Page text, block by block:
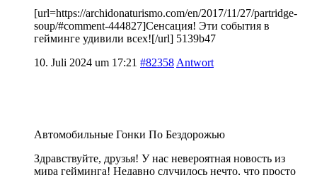
[url=https://archidonaturismo.com/en/2017/11/27/partridge-
soup/#comment-444827]Сенсация! Эти события в
гейминге удивили всех![/url] 5139b47
10. Juli 2024 um 17:21 #82358 Antwort
Автомобильные Гонки По Бездорожью
Здравствуйте, друзья! У нас невероятная новость из
мира гейминга! Недавно случилось нечто, что просто